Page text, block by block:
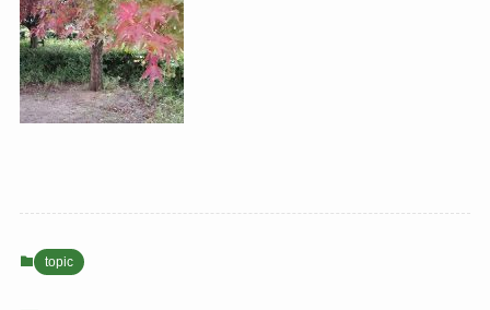
topic